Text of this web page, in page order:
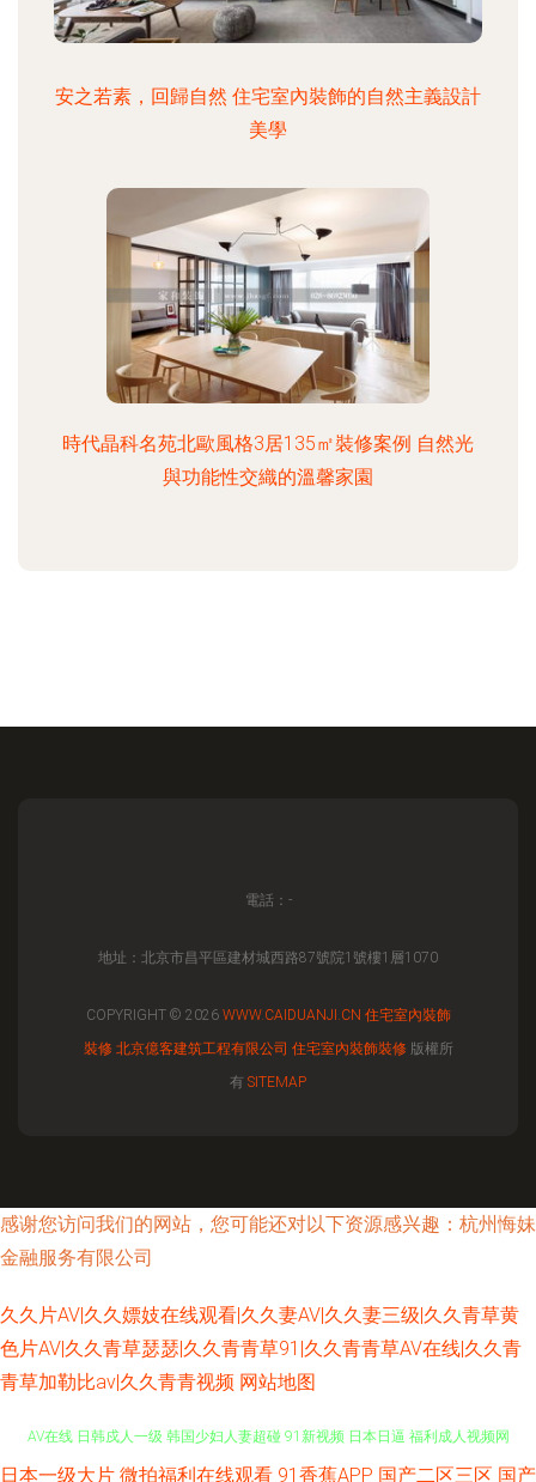
安之若素，回歸自然 住宅室內裝飾的自然主義設計
美學
時代晶科名苑北歐風格3居135㎡裝修案例 自然光
與功能性交織的溫馨家園
電話：-
地址：北京市昌平區建材城西路87號院1號樓1層1070
COPYRIGHT © 2026 WWW.CAIDUANJI.CN 住宅室內裝飾
裝修 北京億客建筑工程有限公司 住宅室內裝飾裝修版權所
有 SITEMAP
感谢您访问我们的网站，您可能还对以下资源感兴趣：杭州悔妹
金融服务有限公司
久久片AV|久久嫖妓在线观看|久久妻AV|久久妻三级|久久青草黄
色片AV|久久青草瑟瑟|久久青青草91|久久青青草AV在线|久久青
青草加勒比av|久久青青视频 网站地图
免费的肏屄网址 国产福利夜 丁香五香天堂网 伊人干B 欧美操欧美 变态另类
日本一级大片 微拍福利在线观看 91香蕉APP 国产二区三区 国产